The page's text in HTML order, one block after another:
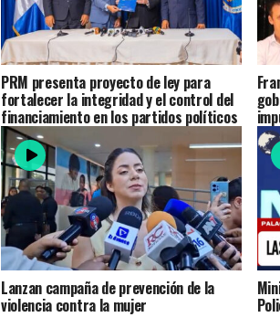
PRM presenta proyecto de ley para
fortalecer la integridad y el control del
financiamiento en los partidos políticos
(video)
Lanzan campaña de prevención de la
violencia contra la mujer